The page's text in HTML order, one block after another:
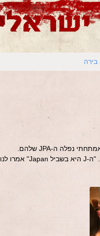
מהסיור שלנו במבשלת מאיבירוביץ' במושב עולש יצאנו כל אחד עם השלל שלו, ובאמתחתי נפלה ה-JPA שלהם.
כששתינו כולנו מההיצע של המבשלה, תהינו לפשר השם של הבירה כשראינו אותה. "ה-J היא בשביל Japan" אמרו לנו,